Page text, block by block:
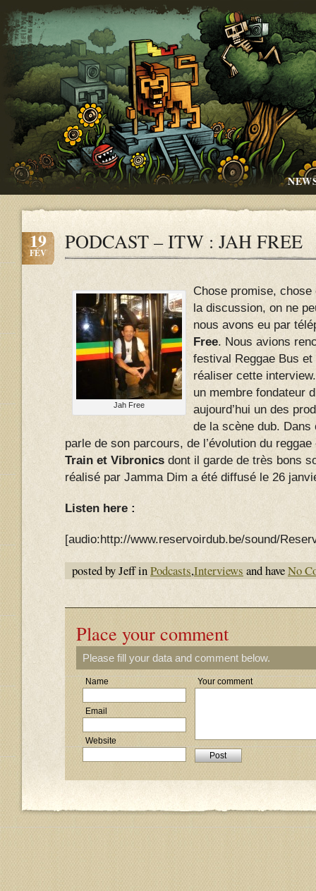
19
FÉV PODCAST – ITW : JAH FREE
Jah Free
Chose promise,
la discussion, on ne
nous avons eu par
Free. Nous avions
festival Reggae Bus
réaliser cette
un membre fondateur
aujourd’hui un des
de la scène dub.
parle de son parcours, de l’évolution du
Train et Vibronics dont il garde de très bons
réalisé par Jamma Dim a été diffusé le 26
Listen here :
[audio:http://www.reservoirdub.be/sound/
posted by Jeff inPodcasts,Interviews and haveNo
Place your comment
Please fill your data and comment below.
Name
Email
Website
Your comment